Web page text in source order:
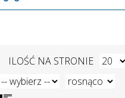
ILOŚĆ NA STRONIE